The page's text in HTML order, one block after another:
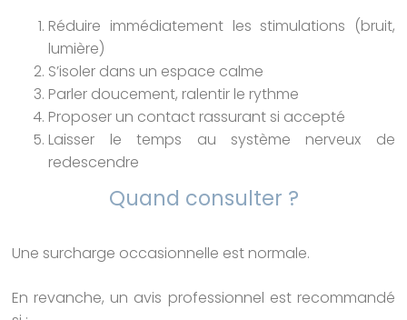
Réduire immédiatement les stimulations (bruit,
lumière)
S’isoler dans un espace calme
Parler doucement, ralentir le rythme
Proposer un contact rassurant si accepté
Laisser le temps au système nerveux de
redescendre
Quand consulter ?
Une surcharge occasionnelle est normale.
En revanche, un avis professionnel est recommandé